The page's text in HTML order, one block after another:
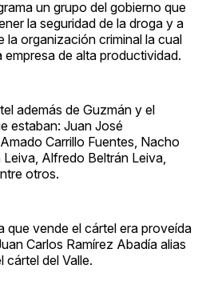
un grupo del gobierno que
la seguridad de la droga y a
la organización criminal la cual
de alta productividad.
además de Guzmán y el
estaban: Juan José
Carrillo Fuentes, Nacho
Alfredo Beltrán Leiva,
otros.
que vende el cártel era proveída
Carlos Ramírez Abadía alias
cártel del Valle.